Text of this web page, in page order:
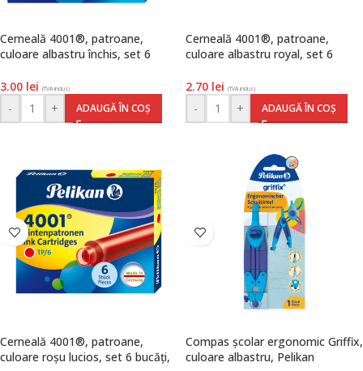
Cerneală 4001®, patroane,
culoare albastru închis, set 6
3.00 lei (TVA inclus)
- + ADAUGĂ ÎN COȘ
Cerneală 4001®, patroane,
culoare albastru royal, set 6
2.70 lei (TVA inclus)
- + ADAUGĂ ÎN COȘ
Cerneală 4001®, patroane,
culoare roșu lucios, set 6 bucăți,
Compas școlar ergonomic Griffix,
culoare albastru, Pelikan